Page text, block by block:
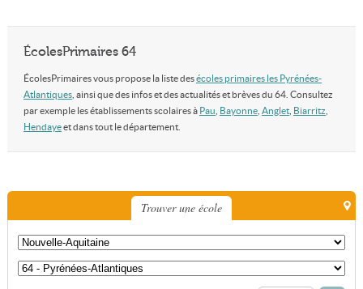
ÉcolesPrimaires 64
ÉcolesPrimaires vous propose la liste desécoles primaires les Pyrénées-
Atlantiques, ainsi que des infos et des actualités et brèves du 64. Consultez
par exemple les établissements scolaires à Pau Bayonne, Anglet, Biarritz
Hendayeet dans tout le département.
Trouver une école